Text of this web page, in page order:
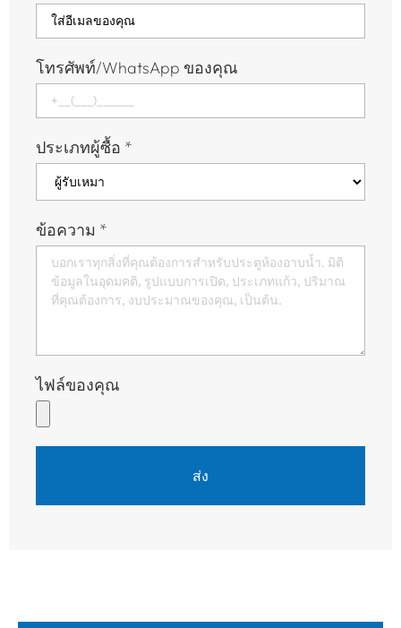
โทรศัพท์/WhatsApp ของคุณ
ประเภทผู้ซื้อ *
ข้อความ *
ไฟล์ของคุณ
ส่ง